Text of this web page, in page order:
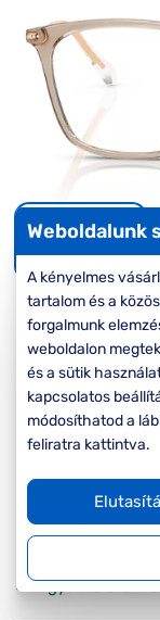
-20%
Korábbi ár:
Akciós ár:
Csak webshop
Online
Ingyenes
Weboldalunk
A kényelmes
tartalom és a
forgalmunk
weboldalon
és a sütik
kapcsolatos
módosíthatod a
feliratra kattintva.